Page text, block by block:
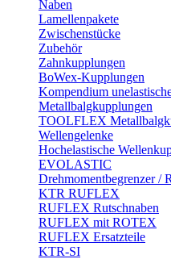
Naben
Lamellenpakete
Zwischenstücke
Zubehör
Zahnkupplungen
BoWex-Kupplungen
Kompendium
Metallbalgkupplungen
TOOLFLEX
Wellengelenke
Hochelastische
EVOLASTIC
Drehmomentbegrenzer /
KTR RUFLEX
RUFLEX Rutschnaben
RUFLEX mit ROTEX
RUFLEX Ersatzteile
KTR-SI